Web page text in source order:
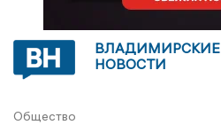
ВЛАДИМИРСКИЕ
НОВОСТИ
Общество